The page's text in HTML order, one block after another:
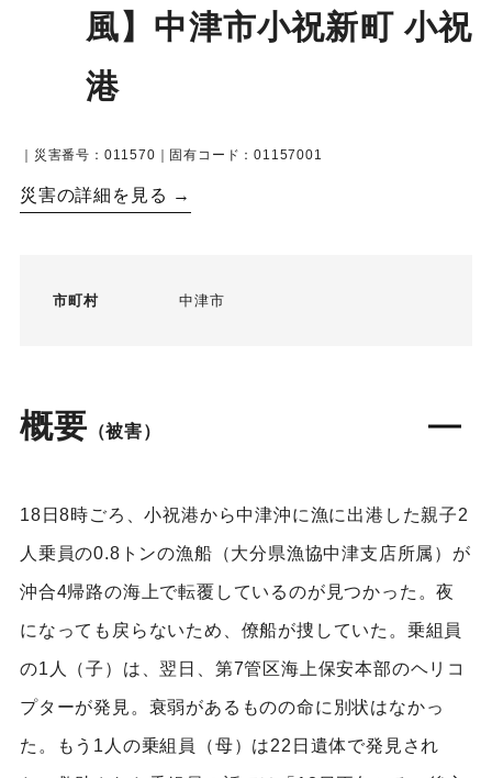
風】中津市小祝新町 小祝
港
｜災害番号：011570｜固有コード：01157001
災害の詳細を見る →
市町村 中津市
概要 （被害）
18日8時ごろ、小祝港から中津沖に漁に出港した親子2
人乗員の0.8トンの漁船（大分県漁協中津支店所属）が
沖合4帰路の海上で転覆しているのが見つかった。夜
になっても戻らないため、僚船が捜していた。乗組員
の1人（子）は、翌日、第7管区海上保安本部のヘリコ
プターが発見。衰弱があるものの命に別状はなかっ
た。もう1人の乗組員（母）は22日遺体で発見され